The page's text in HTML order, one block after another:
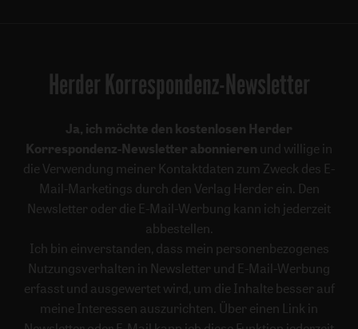
Herder Korrespondenz-Newsletter
Ja, ich möchte den kostenlosen Herder
Korrespondenz-Newsletter abonnieren und willige in
die Verwendung meiner Kontaktdaten zum Zweck des E-
Mail-Marketings durch den Verlag Herder ein. Den
Newsletter oder die E-Mail-Werbung kann ich jederzeit
abbestellen.
Ich bin einverstanden, dass mein personenbezogenes
Nutzungsverhalten in Newsletter und E-Mail-Werbung
erfasst und ausgewertet wird, um die Inhalte besser auf
meine Interessen auszurichten. Über einen Link in